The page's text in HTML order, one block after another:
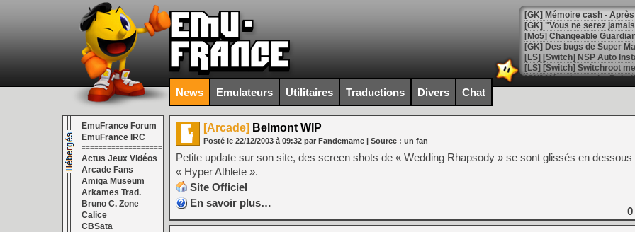
[GK] Mémoire cash -
[GK] "Vous ne serez
[Mo5] Changeable
[GK] Des bugs de Super
[LS] [Switch] NSP Auto
[GK] La saga horrifique
[GK] Le portage de Super
[Mo5] Le jeu de course
[GK] Guillermo del Toro
[LTF] Eté 2026 - Séquence
News Emulateurs Utilitaires Traductions Divers Chat
EmuFrance Forum
EmuFrance IRC
===================
Actus Jeux Vidéos
Arcade Fans
Amiga Museum
Arkames Trad.
Bruno C. Zone
Calice
CBSata
[Arcade] Belmont WIP
Posté le 22/12/2003 à 09:32 par Fandemame | Source : un fan
Petite update sur son site, des screen shots de « Wedding Rhapsody » se sont glissés en
« Hyper Athlete ».
Site Officiel
En savoir plus…
0